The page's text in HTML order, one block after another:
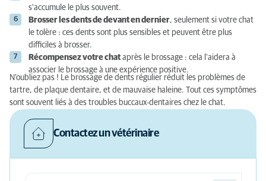
s'accumule le plus souvent.
Brosser les dents de devant en dernier, seulement si votre chat
le tolère : ces dents sont plus sensibles et peuvent être plus
difficiles à brosser.
Récompensez votre chat après le brossage : cela l'aidera à
associer le brossage à une expérience positive.
N’oubliez pas ! Le brossage de dents régulier réduit les problèmes de
tartre, de plaque dentaire, et de mauvaise haleine. Tout ces symptômes
sont souvent liés à des troubles buccaux-dentaires chez le chat.
Contactez un vétérinaire